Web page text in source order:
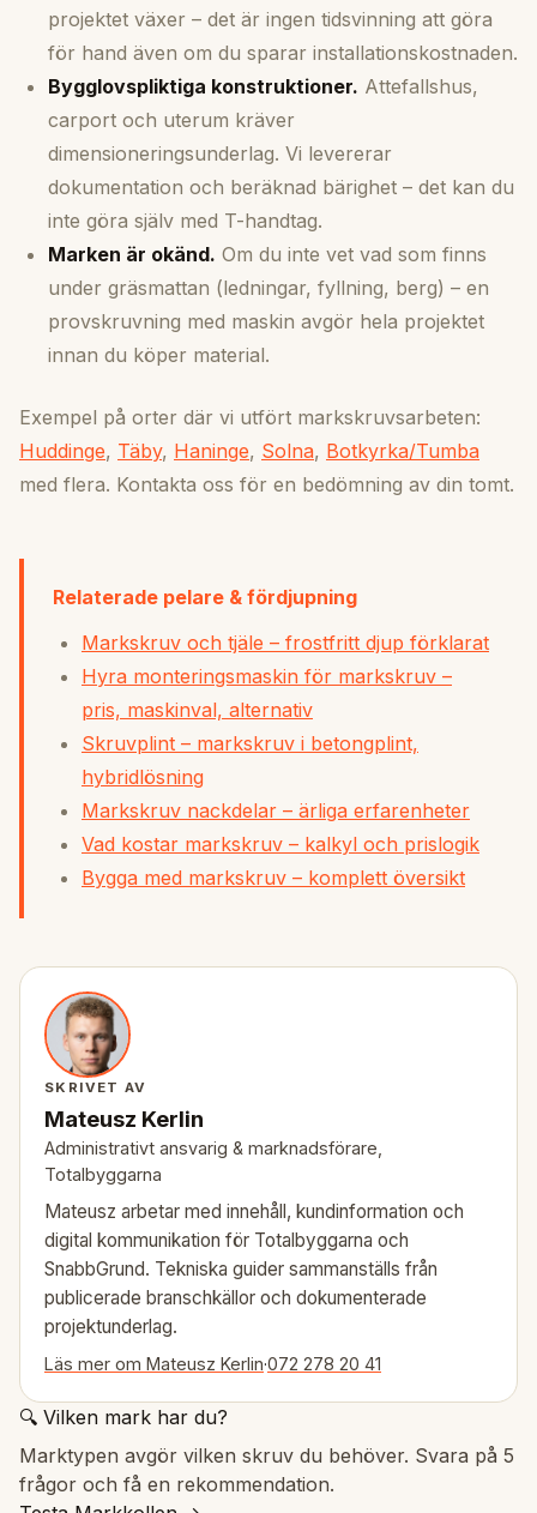
projektet växer – det är ingen tidsvinning att göra
för hand även om du sparar installationskostnaden.
Bygglovspliktiga konstruktioner. Attefallshus,
carport och uterum kräver
dimensioneringsunderlag. Vi levererar
dokumentation och beräknad bärighet – det kan du
inte göra själv med T-handtag.
Marken är okänd. Om du inte vet vad som finns
under gräsmattan (ledningar, fyllning, berg) – en
provskruvning med maskin avgör hela projektet
innan du köper material.
Exempel på orter där vi utfört markskruvsarbeten:
Huddinge, Täby, Haninge, Solna, Botkyrka/Tumba
med flera. Kontakta oss för en bedömning av din tomt.
Relaterade pelare & fördjupning
Markskruv och tjäle – frostfritt djup förklarat
Hyra monteringsmaskin för markskruv –
pris, maskinval, alternativ
Skruvplint – markskruv i betongplint,
hybridlösning
Markskruv nackdelar – ärliga erfarenheter
Vad kostar markskruv – kalkyl och prislogik
Bygga med markskruv – komplett översikt
SKRIVET AV
Mateusz Kerlin
Administrativt ansvarig & marknadsförare,
Totalbyggarna
Mateusz arbetar med innehåll, kundinformation och
digital kommunikation för Totalbyggarna och
SnabbGrund. Tekniska guider sammanställs från
publicerade branschkällor och dokumenterade
projektunderlag.
Läs mer om Mateusz Kerlin·072 278 20 41
🔍 Vilken mark har du?
Marktypen avgör vilken skruv du behöver. Svara på 5
frågor och få en rekommendation.